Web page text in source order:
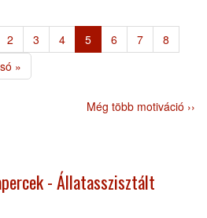
Page
2 Page
3 Page
4
Jelenlegi
oldal
5 Page
6 Page
7 Page
8
»
Még több motiváció ››
- Állatasszisztált